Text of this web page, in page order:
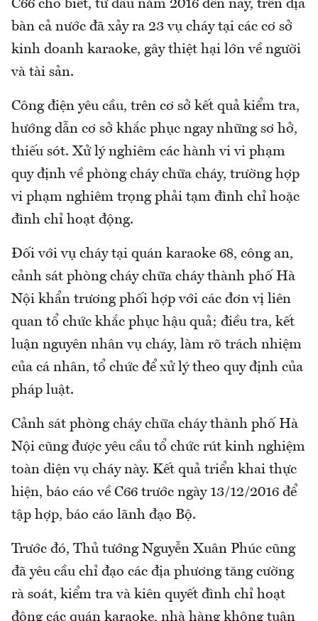
C66 cho biết, từ đầu năm 2016 đến nay, trên địa
bàn cả nước đã xảy ra 23 vụ cháy tại các cơ sở
kinh doanh karaoke, gây thiệt hại lớn về người
và tài sản.
Công điện yêu cầu, trên cơ sở kết quả kiểm tra,
hướng dẫn cơ sở khắc phục ngay những sơ hở,
thiếu sót. Xử lý nghiêm các hành vi vi phạm
quy định về phòng cháy chữa cháy, trường hợp
vi phạm nghiêm trọng phải tạm đình chỉ hoặc
đình chỉ hoạt động.
Đối với vụ cháy tại quán karaoke 68, công an,
cảnh sát phòng cháy chữa cháy thành phố Hà
Nội khẩn trương phối hợp với các đơn vị liên
quan tổ chức khắc phục hậu quả; điều tra, kết
luận nguyên nhân vụ cháy, làm rõ trách nhiệm
của cá nhân, tổ chức để xử lý theo quy định của
pháp luật.
Cảnh sát phòng cháy chữa cháy thành phố Hà
Nội cũng được yêu cầu tổ chức rút kinh nghiệm
toàn diện vụ cháy này. Kết quả triển khai thực
hiện, báo cáo về C66 trước ngày 13/12/2016 để
tập hợp, báo cáo lãnh đạo Bộ.
Trước đó, Thủ tướng Nguyễn Xuân Phúc cũng
đã yêu cầu chỉ đạo các địa phương tăng cường
rà soát, kiểm tra và kiên quyết đình chỉ hoạt
động các quán karaoke, nhà hàng không tuân